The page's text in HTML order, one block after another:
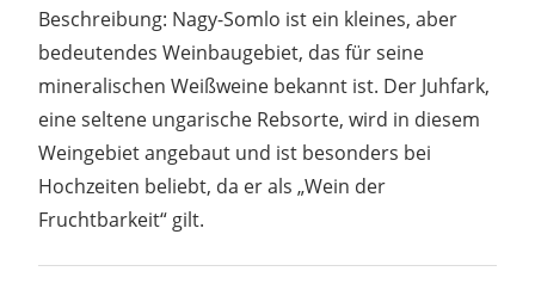
Beschreibung: Nagy-Somlo ist ein kleines, aber
bedeutendes Weinbaugebiet, das für seine
mineralischen Weißweine bekannt ist. Der Juhfark,
eine seltene ungarische Rebsorte, wird in diesem
Weingebiet angebaut und ist besonders bei
Hochzeiten beliebt, da er als „Wein der
Fruchtbarkeit“ gilt.